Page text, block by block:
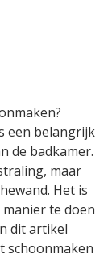
een belangrijk
de badkamer.
maar
Het is
te doen
dit artikel
schoonmaken